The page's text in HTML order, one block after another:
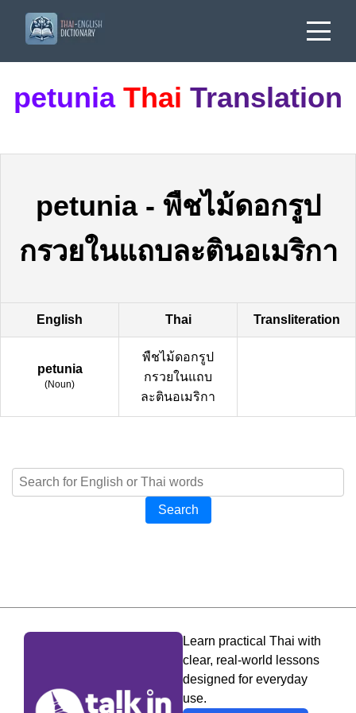
petunia Thai Translation
petunia- พืชไม้ดอกรูป
กรวยในแถบละตินอเมริกา
English Thai Transliteration
petunia
(Noun)
พืชไม้ดอกรูป
กรวยในแถบ
ละตินอเมริกา
Search
Learn practical Thai with
clear, real-world lessons
designed for everyday
use.